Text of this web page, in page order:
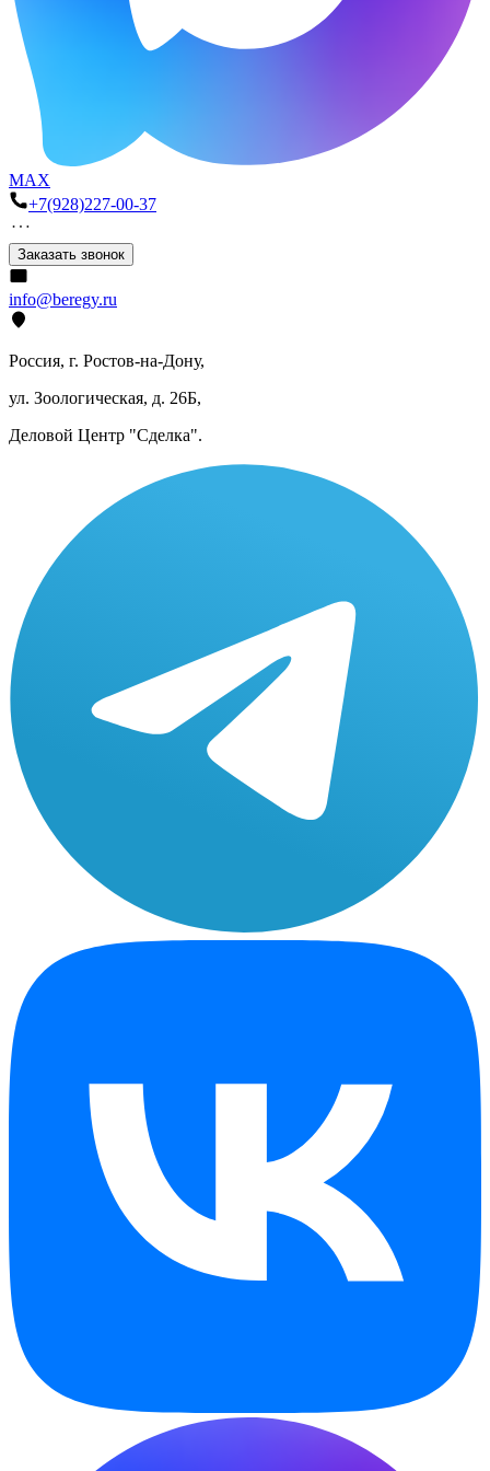
MAX
+7(928)227-00-37
Заказать звонок
info@beregy.ru
Россия, г. Ростов-на-Дону,
ул. Зоологическая, д. 26Б,
Деловой Центр "Сделка".